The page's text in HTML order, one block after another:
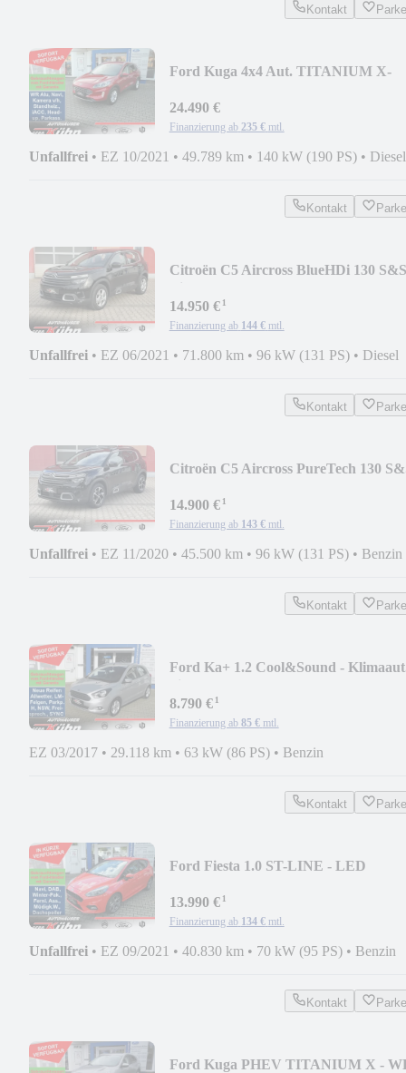
Kontakt
Ford Kuga 4x4 Aut. TITANIUM X-
24.490 €
Finanzierung ab 235 € mtl.
Unfallfrei • EZ 10/2021 • 49.789 km • 140 kW (190 PS) • Diesel
Kontakt
Citroën C5 Aircross BlueHDi 130 S&S
14.950 €¹
Finanzierung ab 144 € mtl.
Unfallfrei • EZ 06/2021 • 71.800 km • 96 kW (131 PS) • Diesel
Kontakt
Citroën C5 Aircross PureTech 130
14.900 €¹
Finanzierung ab 143 € mtl.
Unfallfrei • EZ 11/2020 • 45.500 km • 96 kW (131 PS) • Benzin
Kontakt
Ford Ka+ 1.2 Cool&Sound -
8.790 €¹
Finanzierung ab 85 € mtl.
EZ 03/2017 • 29.118 km • 63 kW (86 PS) • Benzin
Kontakt
Ford Fiesta 1.0 ST-LINE - LED
13.990 €¹
Finanzierung ab 134 € mtl.
Unfallfrei • EZ 09/2021 • 40.830 km • 70 kW (95 PS) • Benzin
Kontakt
Ford Kuga PHEV TITANIUM X -